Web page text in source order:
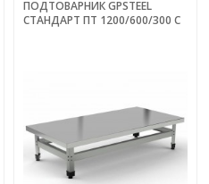
ПОДТОВАРНИК GPSTEEL
СТАНДАРТ ПТ 1200/600/300 С